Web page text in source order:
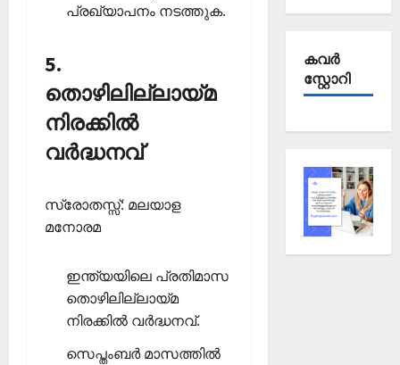
പ്രഖ്യാപനം നടത്തുക.
5.
തൊഴിലില്ലായ്മ
നിരക്കില്‍
വര്‍ദ്ധനവ്
സ്രോതസ്സ്: മലയാള
മനോരമ
ഇന്ത്യയിലെ പ്രതിമാസ
തൊഴിലില്ലായ്മ
നിരക്കില്‍ വര്‍ദ്ധനവ്.
സെപ്തംബര്‍ മാസത്തില്‍
കവര്‍
സ്റ്റോറി